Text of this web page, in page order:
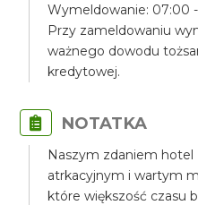
Wymeldowanie: 07:00
Przy zameldowaniu
ważnego dowodu
kredytowej.
NOTATKA
Naszym zdaniem
atrkacyjnym i wartym
które większość czasu